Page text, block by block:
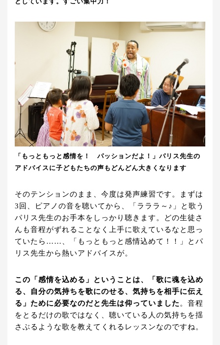
「もっともっと感情を！ パッションだよ！」パリス先生の
アドバイスに子どもたちの声もどんどん大きくなります
そのテンションのまま、今度は発声練習です。まずは
3回、ピアノの音を聴いてから、「ラララ～♪」と歌う
パリス先生のお手本をしっかり聴きます。どの生徒さ
んも音程がずれることなく上手に歌えているなと思っ
ていたら……、「もっともっと感情込めて！！」とパ
リス先生から熱いアドバイスが。
この「感情を込める」ということは、「歌に魂を込め
る、自分の気持ちを歌にのせる、気持ちを相手に伝え
る」ために必要なのだと先生は仰っていました 。音程
をとるだけの歌ではなく、聴いている人の気持ちを揺
さぶるような歌を教えてくれるレッスンなのですね。